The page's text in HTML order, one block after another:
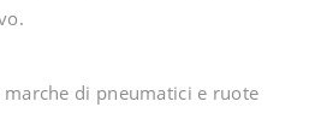
di pneumatici e ruote